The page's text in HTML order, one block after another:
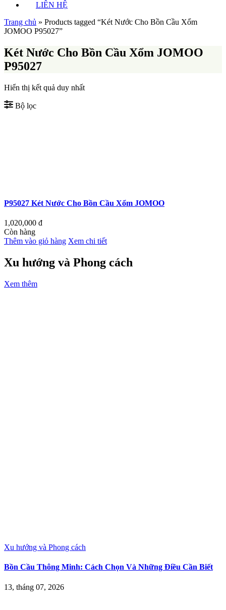
LIÊN HỆ
Trang chủ » Products tagged “Két Nước Cho Bồn Cầu Xổm
JOMOO P95027”
Két Nước Cho Bồn Cầu Xổm JOMOO
P95027
Hiển thị kết quả duy nhất
Bộ lọc
P95027 Két Nước Cho Bồn Cầu Xổm JOMOO
1,020,000 đ
Còn hàng
Thêm vào giỏ hàng Xem chi tiết
Xu hướng và Phong cách
Xem thêm
Xu hướng và Phong cách
Bồn Cầu Thông Minh: Cách Chọn Và Những Điều Cần Biết
13, tháng 07, 2026